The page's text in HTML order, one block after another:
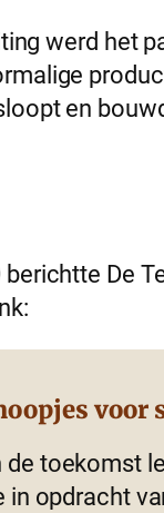
werd het
en
De
voor
de toekomst
in opdracht